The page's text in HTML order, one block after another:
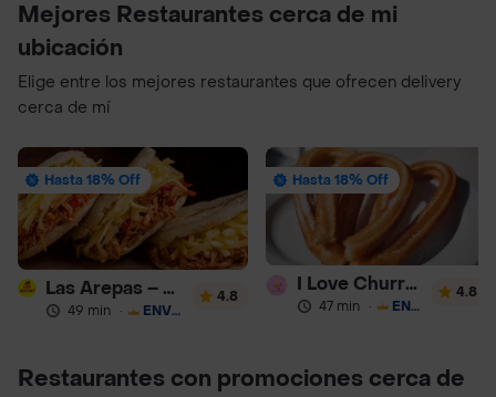
Mejores Restaurantes cerca de mi
ubicación
Elige entre los mejores restaurantes que ofrecen delivery
cerca de mí
Hasta 18% Off
Las Arepas – Arepas Rellenas
49 min · ENVÍO GRATIS
4.8
Hasta 18% Off
I Love Churros 95
47 min · ENVÍO GRATIS
4.8
Restaurantes con promociones cerca de